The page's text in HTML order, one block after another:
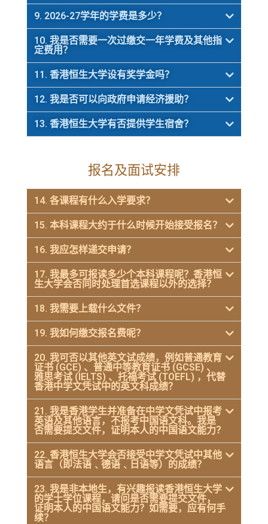
9. 2026-27学年的学费是多少？
10. 我是否需要一次过缴交一年学费及其他指
定费用？
11. 香港恒生大学设有奖学金吗？
12. 我是否可以向政府申请经济援助？
13. 香港恒生大学有否提供学生宿舍？
报名及面试安排
14. 各课程有什么入学要求？
15. 本科课程大约于什么时候开始接受报名？
16. 我应怎样递交申请？
17. 我最多可报读多少个本科课程呢？香港恒
生大学会否同时处理首选课程以外的选择？
18. 我需要上载什么文件？
19. 我如何缴交报名费呢？
20. 我可否以其他英文试成绩，例如普通教育
证书 (GCE) 、普通中等教育证书 (GCSE) 、
雅思考试 (IELTS) 、托福考试 (TOEFL) ，代替
香港中学文凭试中的英文科成绩？
21. 我是香港学生并准备在中学文凭试中报考
英语及其他语言，不报考中国语文科。我是
否需要提交文件，证明本人的中国语文能力？
22. 香港恒生大学会否接受中学文凭试中其他
语言（即法语﹑德语﹑日语等）的成绩？
23. 我是非本地生，有兴趣报读香港恒生大学
的学士学位课程，请问是否需要提交文件，
证明本人的中国语文能力？如需要，应有何手
续？